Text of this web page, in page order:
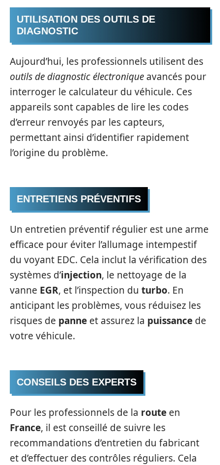
UTILISATION DES OUTILS DE
DIAGNOSTIC
Aujourd’hui, les professionnels utilisent des
outils de diagnostic électronique avancés pour
interroger le calculateur du véhicule. Ces
appareils sont capables de lire les codes
d’erreur renvoyés par les capteurs,
permettant ainsi d’identifier rapidement
l’origine du problème.
ENTRETIENS PRÉVENTIFS
Un entretien préventif régulier est une arme
efficace pour éviter l’allumage intempestif
du voyant EDC. Cela inclut la vérification des
systèmes d’injection, le nettoyage de la
vanne EGR, et l’inspection du turbo. En
anticipant les problèmes, vous réduisez les
risques de panne et assurez la puissance de
votre véhicule.
CONSEILS DES EXPERTS
Pour les professionnels de la route en
France, il est conseillé de suivre les
recommandations d’entretien du fabricant
et d’effectuer des contrôles réguliers. Cela